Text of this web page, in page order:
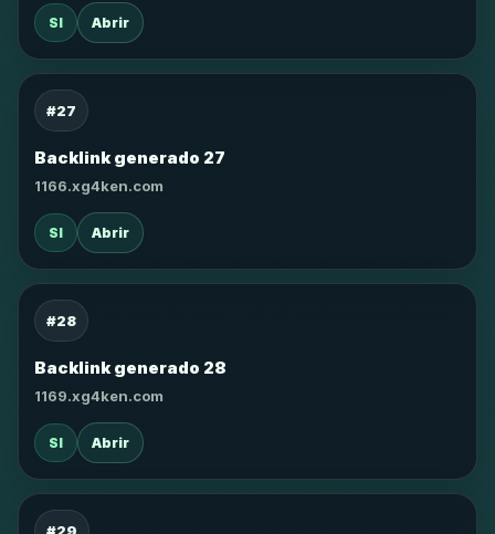
SI Abrir
#27
Backlink generado 27
1166.xg4ken.com
SI Abrir
#28
Backlink generado 28
1169.xg4ken.com
SI Abrir